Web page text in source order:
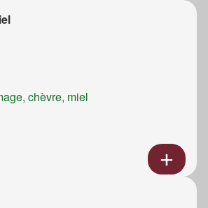
chèvre, miel